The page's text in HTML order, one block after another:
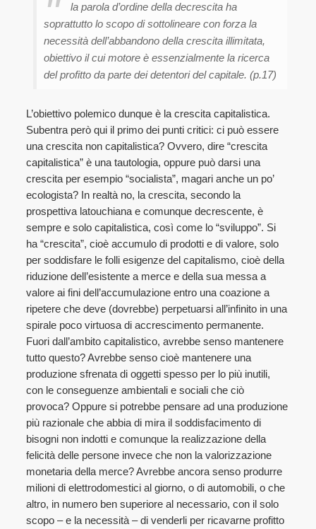
la parola d’ordine della decrescita ha
soprattutto lo scopo di sottolineare con forza la
necessità dell’abbandono della crescita illimitata,
obiettivo il cui motore è essenzialmente la ricerca
del profitto da parte dei detentori del capitale. (p.17)
L’obiettivo polemico dunque è la crescita capitalistica.
Subentra però qui il primo dei punti critici: ci può essere
una crescita non capitalistica? Ovvero, dire “crescita
capitalistica” è una tautologia, oppure può darsi una
crescita per esempio “socialista”, magari anche un po’
ecologista? In realtà no, la crescita, secondo la
prospettiva latouchiana e comunque decrescente, è
sempre e solo capitalistica, così come lo “sviluppo”. Si
ha “crescita”, cioè accumulo di prodotti e di valore, solo
per soddisfare le folli esigenze del capitalismo, cioè della
riduzione dell’esistente a merce e della sua messa a
valore ai fini dell’accumulazione entro una coazione a
ripetere che deve (dovrebbe) perpetuarsi all’infinito in una
spirale poco virtuosa di accrescimento permanente.
Fuori dall’ambito capitalistico, avrebbe senso mantenere
tutto questo? Avrebbe senso cioè mantenere una
produzione sfrenata di oggetti spesso per lo più inutili,
con le conseguenze ambientali e sociali che ciò
provoca? Oppure si potrebbe pensare ad una produzione
più razionale che abbia di mira il soddisfacimento di
bisogni non indotti e comunque la realizzazione della
felicità delle persone invece che non la valorizzazione
monetaria della merce? Avrebbe ancora senso produrre
milioni di elettrodomestici al giorno, o di automobili, o che
altro, in numero ben superiore al necessario, con il solo
scopo – e la necessità – di venderli per ricavarne profitto